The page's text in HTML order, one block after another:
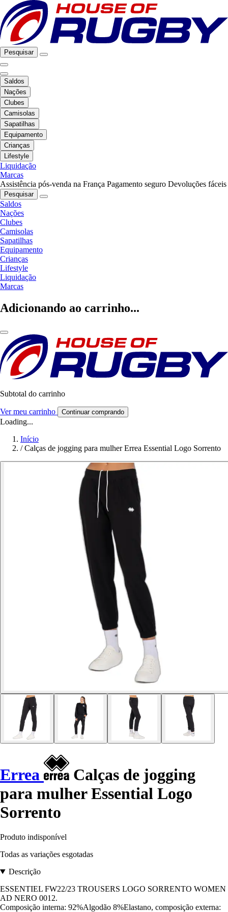
Pesquisar
Saldos
Nações
Clubes
Camisolas
Sapatilhas
Equipamento
Crianças
Lifestyle
Liquidação
Marcas
Assistência pós-venda na França Pagamento seguro Devoluções fáceis
Pesquisar
Saldos
Nações
Clubes
Camisolas
Sapatilhas
Equipamento
Crianças
Lifestyle
Liquidação
Marcas
Adicionando ao carrinho...
Subtotal do carrinho
Ver meu carrinho Continuar comprando
Loading...
Início
/ Calças de jogging para mulher Errea Essential Logo Sorrento
Errea
Calças de jogging
para mulher Essential Logo
Sorrento
Produto indisponível
Todas as variações esgotadas
Descrição
ESSENTIEL FW22/23 TROUSERS LOGO SORRENTO WOMEN
AD NERO 0012.
Composição interna: 92%Algodão 8%Elastano, composição externa: